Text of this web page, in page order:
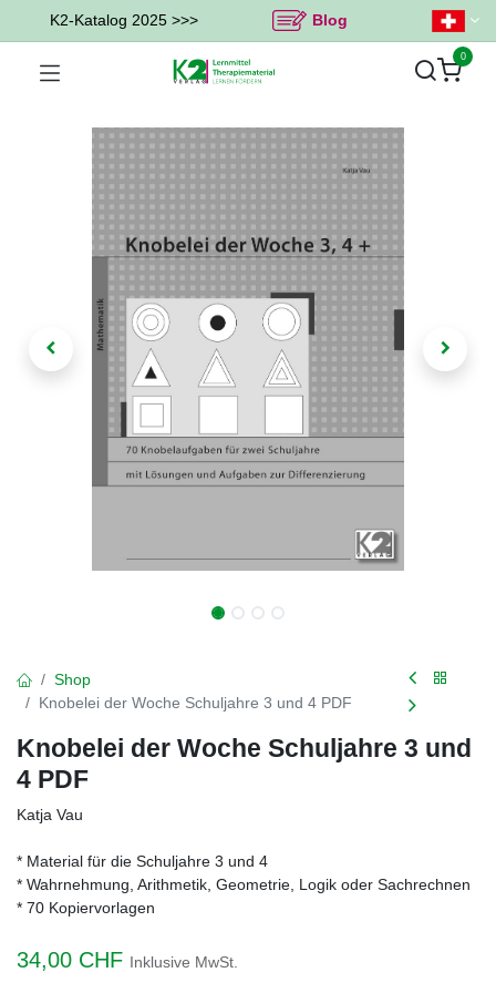
K2-Katalog 2025 >>> Blog
0
Shop
Knobelei der Woche Schuljahre 3 und 4 PDF
Knobelei der Woche Schuljahre 3 und
4 PDF
Katja Vau
* Material für die Schuljahre 3 und 4
* Wahrnehmung, Arithmetik, Geometrie, Logik oder Sachrechnen
* 70 Kopiervorlagen
34,00 CHF Inklusive MwSt.